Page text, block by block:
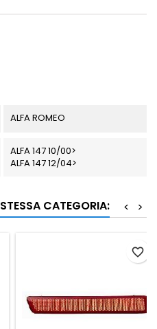
ALFA ROMEO
ALFA 147 10/00>
ALFA 147 12/04>
CATEGORIA: >
<
favorite_border